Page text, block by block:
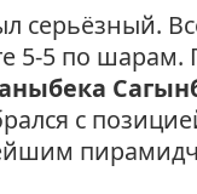
серьёзный.
5-5 по
с